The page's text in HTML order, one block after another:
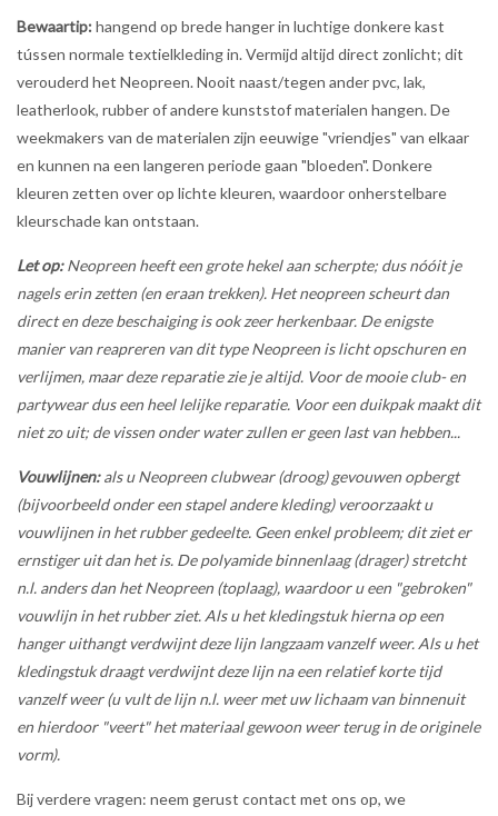
Bewaartip:hangend op brede hanger in luchtige donkere kast
tússen normale textielkleding in. Vermijd altijd direct zonlicht; dit
verouderd het Neopreen. Nooit naast/tegen ander pvc, lak,
leatherlook, rubber of andere kunststof materialen hangen. De
weekmakers van de materialen zijn eeuwige "vriendjes" van elkaar
en kunnen na een langeren periode gaan "bloeden". Donkere
kleuren zetten over op lichte kleuren, waardoor onherstelbare
kleurschade kan ontstaan.
Let op:Neopreen heeft een grote hekel aan scherpte; dus nóóit je
nagels erin zetten (en eraan trekken). Het neopreen scheurt dan
direct en deze beschaiging is ook zeer herkenbaar. De enigste
manier van reapreren van dit type Neopreen is licht opschuren en
verlijmen, maar deze reparatie zie je altijd. Voor de mooie club- en
partywear dus een heel lelijke reparatie. Voor een duikpak maakt dit
niet zo uit; de vissen onder water zullen er geen last van hebben...
Vouwlijnen:als u Neopreen clubwear (droog) gevouwen opbergt
(bijvoorbeeld onder een stapel andere kleding) veroorzaakt u
vouwlijnen in het rubber gedeelte. Geen enkel probleem; dit ziet er
ernstiger uit dan het is. De polyamide binnenlaag (drager) stretcht
n.l. anders dan het Neopreen (toplaag), waardoor u een "gebroken"
vouwlijn in het rubber ziet. Als u het kledingstuk hierna op een
hanger uithangt verdwijnt deze lijn langzaam vanzelf weer. Als u het
kledingstuk draagt verdwijnt deze lijn na een relatief korte tijd
vanzelf weer (u vult de lijn n.l. weer met uw lichaam van binnenuit
en hierdoor "veert" het materiaal gewoon weer terug in de originele
vorm).
Bij verdere vragen: neem gerust contact met ons op, we